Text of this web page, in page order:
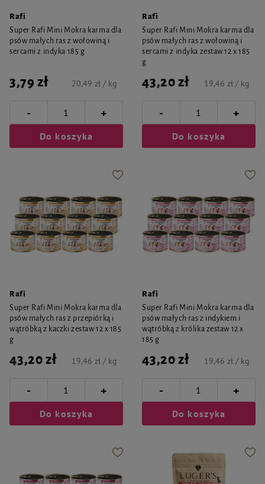
Rafi
Super Rafi Mini Mokra karma dla
psów małych ras z wołowiną i
sercami z indyka 185 g
3,79 zł 20,49 zł / kg
- +
Do koszyka
Rafi
Super Rafi Mini Mokra karma dla
psów małych ras z wołowiną i
sercami z indyka zestaw 12 x 185
g
43,20 zł 19,46 zł / kg
- +
Do koszyka
Rafi
Super Rafi Mini Mokra karma dla
psów małych ras z przepiórką i
wątróbką z kaczki zestaw 12 x 185
g
43,20 zł 19,46 zł / kg
- +
Do koszyka
Rafi
Super Rafi Mini Mokra karma dla
psów małych ras z indykiem i
wątróbką z królika zestaw 12 x
185 g
43,20 zł 19,46 zł / kg
- +
Do koszyka